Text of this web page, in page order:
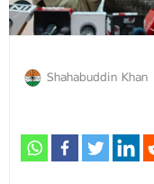
Shahabuddin Khan